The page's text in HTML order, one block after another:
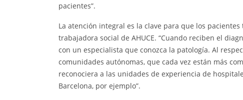
pacientes”.
La atención integral es la clave para que los
trabajadora social de AHUCE. “Cuando reciben el
con un especialista que conozca la patología. Al
comunidades autónomas, que cada vez están más
reconociera a las unidades de experiencia de
Barcelona, por ejemplo”.